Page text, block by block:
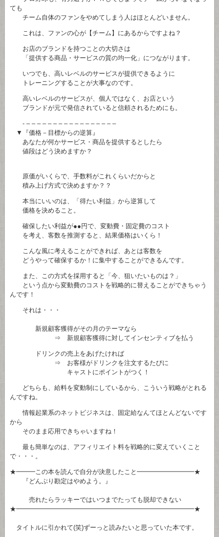
ても
チーム自体のファンをやめてしまう人はほとんどいません。
これは、ファンの心が【チーム】にあるからですよね？
お店のブランドを持つことの大切さは
「提供する商品・サービスの質の均一化」につながります。
いつでも、高いレベルのサービスが提供できるように
トレーニングすることが大事なのです。
高いレベルのサービスが、個人ではなく、お店という
ブランドが元で発信されていると信頼されるためにも。
- – – – – – – – – – – – – – – – – –
▼『価格－目標からの逆算』
あなたが何かサービス・商品を提供するとしたら
値段はどう決めますか？
原価がいくらで、手数料がこれくらいだからと
積み上げ方式で決めますか？？
本当にいいのは、「得たい利益」から逆算して
価格を決めること。
確保したい利益が●●円で、変動費・固定費のコスト
を考え、客数を推測すると、結果価格はいくら！
こんな風に考えることができれば、あとは客数を
どうやって確保するか！に集中することができるんです。
また、この方式を採用すると「今、狙いたいものは？」
という点から変動費のコストを戦略的に替えることができちゃう
んです！
それは・・・
新規顧客獲得がその月のテーマなら
⇒ 新規顧客獲得に対してインセンティブを払う
ドリンクの売上をあげたければ
⇒ お客様がドリンクを注文するたびに
キャストにポイントがつく！
どちらも、給料を変動制にしているから、こういう戦略がとれる
んですね。
情報起業系のネットビジネスは、固定給なんてほとんどないです
から
そのまま応用できちゃいますね！
最も簡単なのは、アフィリエイト料を戦略的に変えていくこと
で・・・。
★━━━この本を読んで自分が決意したこと━━━━━━━━━★
『どんぶり勘定はやめよう。』
売れたらラッキーではいつまでたっても脱却できない
★━━━━━━━━━━━━━━━━━━━━━━━━━━━━★
タイトルに引かれて(笑)ずーっと読みたいと思っていた本です。